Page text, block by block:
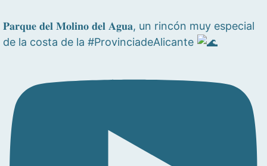
𝐏𝐚𝐫𝐪𝐮𝐞 𝐝𝐞𝐥 𝐌𝐨𝐥𝐢𝐧𝐨 𝐝𝐞𝐥 𝐀𝐠𝐮𝐚, un rincón muy especial
de la costa de la #ProvinciadeAlicante